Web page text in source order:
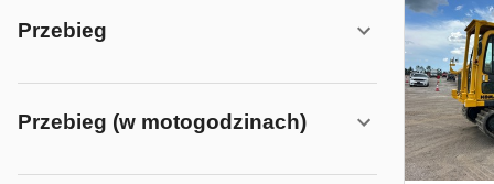
Przebieg
Przebieg (w motogodzinach)